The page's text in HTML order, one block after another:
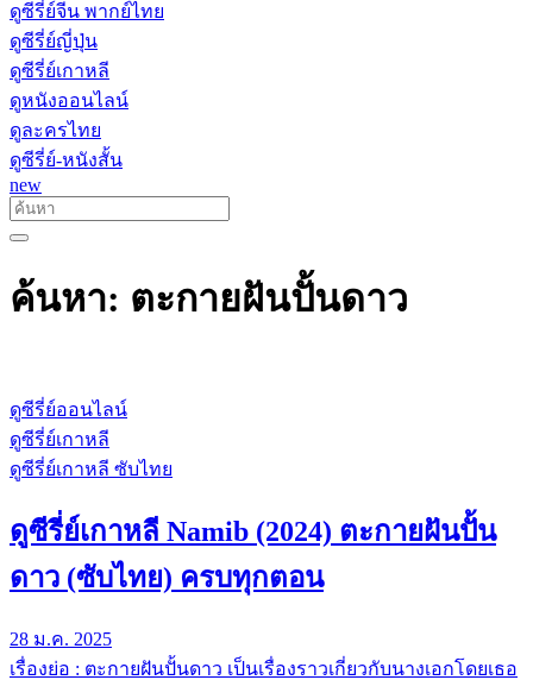
ดูซีรี่ย์จีน พากย์ไทย
ดูซีรี่ย์ญี่ปุ่น
ดูซีรี่ย์เกาหลี
ดูหนังออนไลน์
ดูละครไทย
ดูซีรี่ย์-หนังสั้น
new
ค้นหา: ตะกายฝันปั้นดาว
ดูซีรี่ย์ออนไลน์
ดูซีรี่ย์เกาหลี
ดูซีรี่ย์เกาหลี ซับไทย
ดูซีรี่ย์เกาหลี Namib (2024) ตะกายฝันปั้น
ดาว (ซับไทย) ครบทุกตอน
28 ม.ค. 2025
เรื่องย่อ : ตะกายฝันปั้นดาว เป็นเรื่องราวเกี่ยวกับนางเอกโดยเธอ